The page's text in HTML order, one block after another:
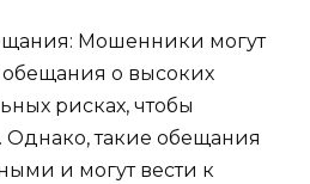
Мошенники могут
о высоких
рисках, чтобы
Однако, такие обещания
и могут вести к